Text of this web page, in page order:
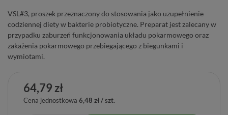
VSL#3, proszek przeznaczony do stosowania jako uzupełnienie
codziennej diety w bakterie probiotyczne. Preparat jest zalecany w
przypadku zaburzeń funkcjonowania układu pokarmowego oraz
zakażenia pokarmowego przebiegającego z biegunkami i
wymiotami.
64,79 zł
Cena jednostkowa 6,48 zł / szt.